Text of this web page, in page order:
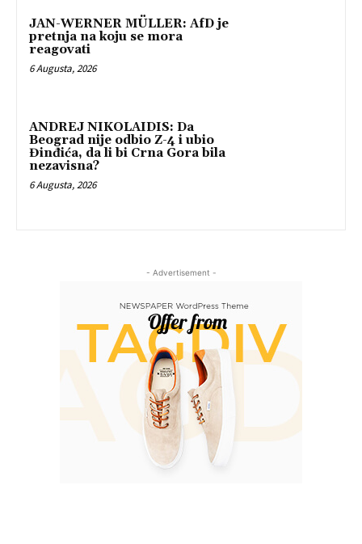
JAN-WERNER MÜLLER: AfD je
pretnja na koju se mora
reagovati
6 Augusta, 2026
ANDREJ NIKOLAIDIS: Da
Beograd nije odbio Z-4 i ubio
Đinđića, da li bi Crna Gora bila
nezavisna?
6 Augusta, 2026
- Advertisement -